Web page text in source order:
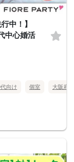
中！】
中心婚活
向け 個室 大阪府